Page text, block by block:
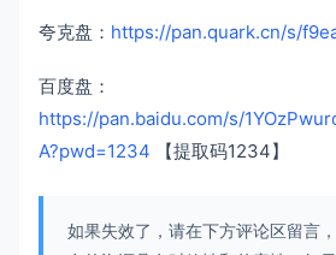
夸克盘： https://pan.quark.cn/s/
百度盘：
https://pan.baidu.com/s/
A?pwd=1234 【提取码1234】
如果失效了，请在下方评论区留言